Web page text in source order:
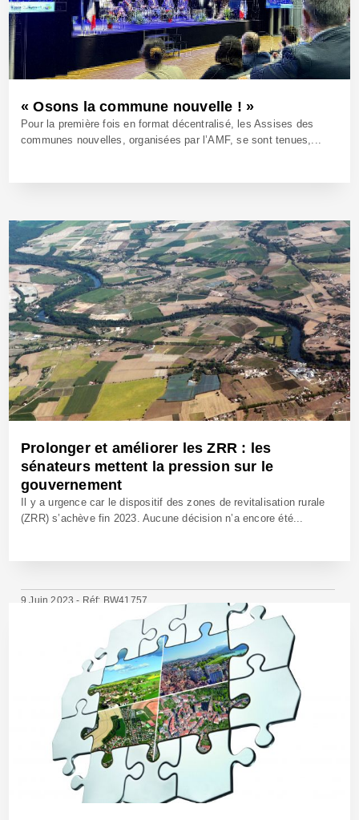
« Osons la commune nouvelle ! »
Pour la première fois en format décentralisé, les Assises des
communes nouvelles, organisées par l’AMF, se sont tenues,...
7 Juil 2023 - Réf: BW41819
Prolonger et améliorer les ZRR : les
sénateurs mettent la pression sur le
gouvernement
Il y a urgence car le dispositif des zones de revitalisation rurale
(ZRR) s’achève fin 2023. Aucune décision n’a encore été...
9 Juin 2023 - Réf: BW41757